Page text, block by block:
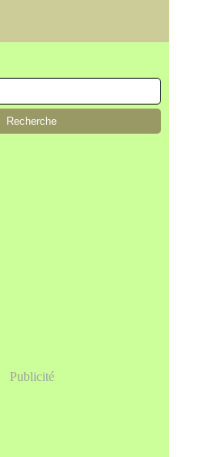
Publicité